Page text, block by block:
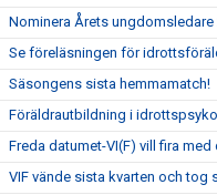
Nominera Årets ungdomsledare
Se föreläsningen för
Säsongens sista hemmamatch!
Föräldrautbildning i
Freda datumet-VI(F) vill fira med
VIF vände sista kvarten och tog